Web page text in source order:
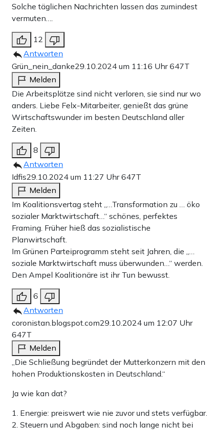
Solche täglichen Nachrichten lassen das zumindest
vermuten….
12
Antworten
Grün_nein_danke29.10.2024 um 11:16 Uhr647T
Melden
Die Arbeitsplätze sind nicht verloren, sie sind nur wo
anders. Liebe Felx-Mitarbeiter, genießt das grüne
Wirtschaftswunder im besten Deutschland aller
Zeiten.
8
Antworten
Idfis29.10.2024 um 11:27 Uhr647T
Melden
Im Koalitionsvertag steht „…Transformation zu … öko
sozialer Marktwirtschaft…“ schönes, perfektes
Framing. Früher hieß das sozialistische
Planwirtschaft.
Im Grünen Parteiprogramm steht seit Jahren, die „…
soziale Marktwirtschaft muss überwunden…“ werden.
Den Ampel Koalitionäre ist ihr Tun bewusst.
6
Antworten
coronistan.blogspot.com29.10.2024 um 12:07 Uhr
647T
Melden
„Die Schließung begründet der Mutterkonzern mit den
hohen Produktionskosten in Deutschland.“
Ja wie kan dat?
1. Energie: preiswert wie nie zuvor und stets verfügbar.
2. Steuern und Abgaben: sind noch lange nicht bei